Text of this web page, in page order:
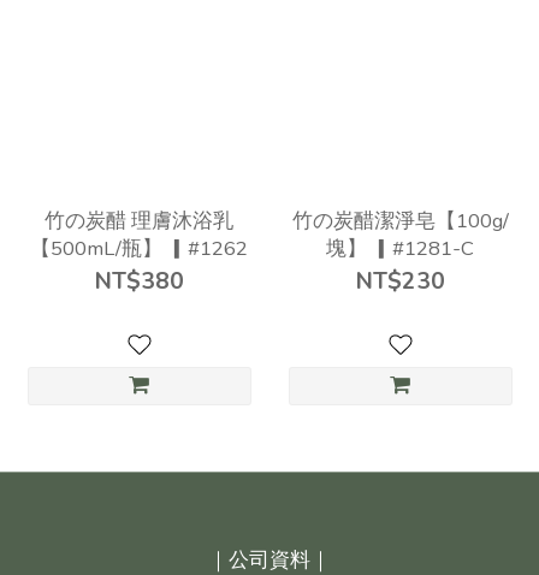
竹の炭醋 理膚沐浴乳
【500mL/瓶】 ▎#1262
NT$380
竹の炭醋潔淨皂【100g/
塊】 ▎#1281-C
NT$230
｜公司資料｜